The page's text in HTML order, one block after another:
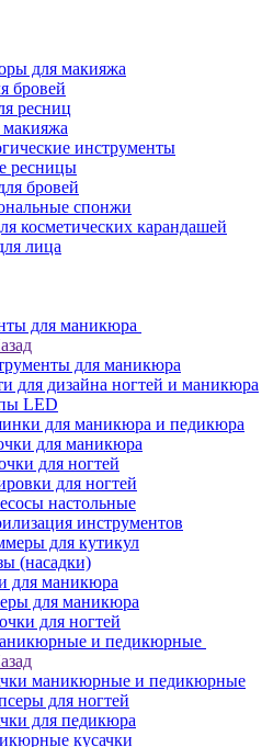
для макияжа
бровей
ресниц
инструменты
ресницы
бровей
спонжи
косметических карандашей
лица
для маникюра
для маникюра
для дизайна ногтей и маникюра
LED
для маникюра и педикюра
для маникюра
для ногтей
для ногтей
настольные
инструментов
для кутикул
(насадки)
для маникюра
для маникюра
для ногтей
и педикюрные
маникюрные и педикюрные
для ногтей
для педикюра
кусачки